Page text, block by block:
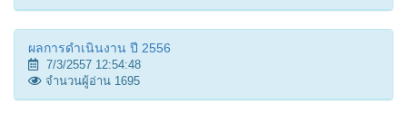
ผลการดำเนินงาน ปี 2556
7/3/2557 12:54:48
จำนวนผู้อ่าน 1695